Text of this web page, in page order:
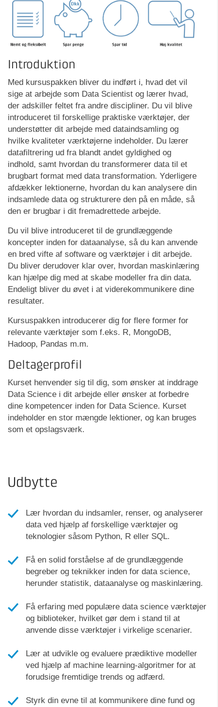
Introduktion
Med kursuspakken bliver du indført i, hvad det vil
sige at arbejde som Data Scientist og lærer hvad,
der adskiller feltet fra andre discipliner. Du vil blive
introduceret til forskellige praktiske værktøjer, der
understøtter dit arbejde med dataindsamling og
hvilke kvaliteter værktøjerne indeholder. Du lærer
datafiltrering ud fra blandt andet gyldighed og
indhold, samt hvordan du transformerer data til et
brugbart format med data transformation. Yderligere
afdækker lektionerne, hvordan du kan analysere din
indsamlede data og strukturere den på en måde, så
den er brugbar i dit fremadrettede arbejde.
Du vil blive introduceret til de grundlæggende
koncepter inden for dataanalyse, så du kan anvende
en bred vifte af software og værktøjer i dit arbejde.
Du bliver derudover klar over, hvordan maskinlæring
kan hjælpe dig med at skabe modeller fra din data.
Endeligt bliver du øvet i at viderekommunikere dine
resultater.
Kursuspakken introducerer dig for flere former for
relevante værktøjer som f.eks. R, MongoDB,
Hadoop, Pandas m.m.
Deltagerprofil
Kurset henvender sig til dig, som ønsker at inddrage
Data Science i dit arbejde eller ønsker at forbedre
dine kompetencer inden for Data Science. Kurset
indeholder en stor mængde lektioner, og kan bruges
som et opslagsværk.
Udbytte
Lær hvordan du indsamler, renser, og analyserer
data ved hjælp af forskellige værktøjer og
teknologier såsom Python, R eller SQL.
Få en solid forståelse af de grundlæggende
begreber og teknikker inden for data science,
herunder statistik, dataanalyse og maskinlæring.
Få erfaring med populære data science værktøjer
og biblioteker, hvilket gør dem i stand til at
anvende disse værktøjer i virkelige scenarier.
Lær at udvikle og evaluere prædiktive modeller
ved hjælp af machine learning-algoritmer for at
forudsige fremtidige trends og adfærd.
Styrk din evne til at kommunikere dine fund og